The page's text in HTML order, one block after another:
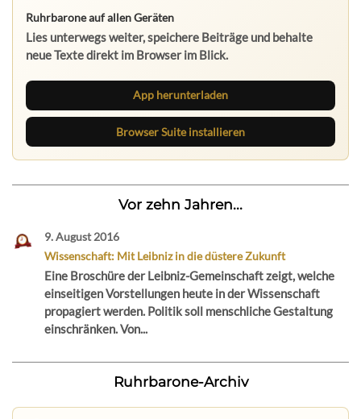
Ruhrbarone auf allen Geräten
Lies unterwegs weiter, speichere Beiträge und behalte
neue Texte direkt im Browser im Blick.
App herunterladen
Browser Suite installieren
Vor zehn Jahren...
9. August 2016
Wissenschaft: Mit Leibniz in die düstere Zukunft
Eine Broschüre der Leibniz-Gemeinschaft zeigt, welche
einseitigen Vorstellungen heute in der Wissenschaft
propagiert werden. Politik soll menschliche Gestaltung
einschränken. Von...
Ruhrbarone-Archiv